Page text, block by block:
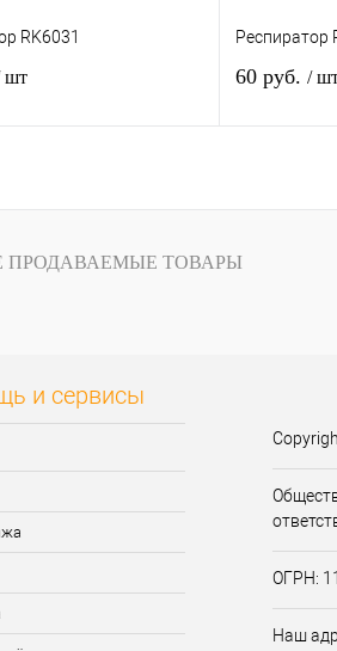
RK6031
шт
В
Респиратор
60 руб. /
ПРОДАВАЕМЫЕ ТОВАРЫ
и сервисы
ОГРН:
Наш